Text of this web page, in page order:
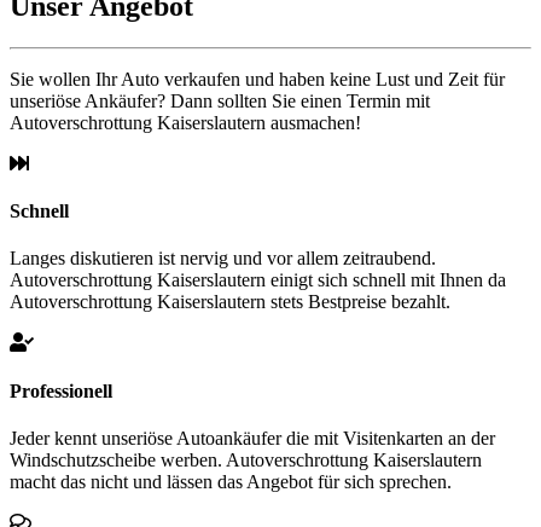
Sie wollen Ihr Auto verkaufen und haben keine Lust und Zeit für
unseriöse Ankäufer? Dann sollten Sie einen Termin mit
Autoverschrottung Kaiserslautern ausmachen!
Schnell
Langes diskutieren ist nervig und vor allem zeitraubend.
Autoverschrottung Kaiserslautern einigt sich schnell mit Ihnen da
Autoverschrottung Kaiserslautern stets Bestpreise bezahlt.
Professionell
Jeder kennt unseriöse Autoankäufer die mit Visitenkarten an der
Windschutzscheibe werben. Autoverschrottung Kaiserslautern
macht das nicht und lässen das Angebot für sich sprechen.